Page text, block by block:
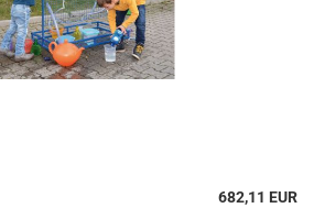
682,11 EUR